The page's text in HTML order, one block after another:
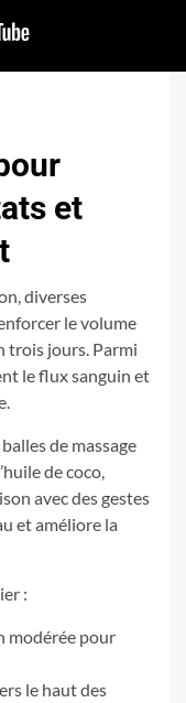
et
diverses
le volume
trois jours. Parmi
le flux sanguin et
de massage
de coco,
avec des gestes
et améliore la
:
modérée pour
le haut des